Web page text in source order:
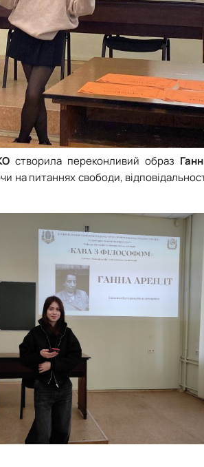
створила переконливий образ
на питаннях свободи,